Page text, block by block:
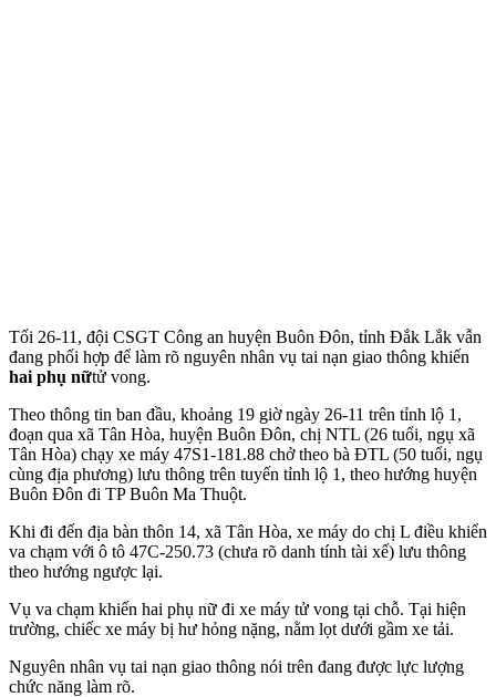
Tối 26-11, đội CSGT Công an huyện Buôn Đôn, tỉnh Đắk Lắk vẫn
đang phối hợp để làm rõ nguyên nhân vụ tai nạn giao thông khiến
hai phụ nữt‌ử von‌g.
Theo thông tin ban đầu, khoảng 19 giờ ngày 26-11 trên tỉnh lộ 1,
đoạn qua xã Tân Hòa, huyện Buôn Đôn, chị NTL (26 tuổi, ngụ xã
Tân Hòa) chạy xe máy 47S1-181.88 chở theo bà ĐTL (50 tuổi, ngụ
cùng địa phương) lưu thông trên tuyến tỉnh lộ 1, theo hướng huyện
Buôn Đôn đi TP Buôn Ma Thuột.
Khi đi đến địa bàn thôn 14, xã Tân Hòa, xe máy do chị L điều khiển
va chạm với ô tô 47C-250.73 (chưa rõ danh tính tài xế) lưu thông
theo hướng ngược lại.
Vụ va chạm khiến hai phụ nữ đi xe máy t‌ử von‌g tại chỗ. Tại hiện
trường, chiếc xe máy bị hư hỏng nặng, nằm lọt dưới gầm xe tải.
Nguyên nhân vụ tai nạn giao thông nói trên đang được lực lượng
chức năng làm rõ.